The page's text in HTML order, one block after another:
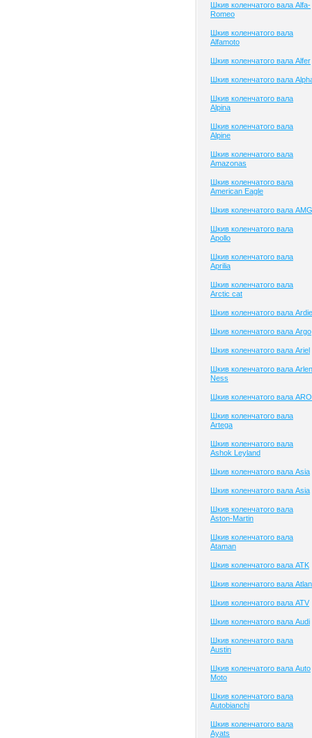
Шкив коленчатого вала Alfa-
Romeo
Шкив коленчатого вала
Alfamoto
Шкив коленчатого вала Alfer
Шкив коленчатого вала
Шкив коленчатого вала
Alpina
Шкив коленчатого вала
Alpine
Шкив коленчатого вала
Amazonas
Шкив коленчатого вала
American Eagle
Шкив коленчатого вала AMG
Шкив коленчатого вала
Apollo
Шкив коленчатого вала
Aprilia
Шкив коленчатого вала
Arctic cat
Шкив коленчатого вала Ardie
Шкив коленчатого вала Argo
Шкив коленчатого вала Ariel
Шкив коленчатого вала Arlen
Ness
Шкив коленчатого вала ARO
Шкив коленчатого вала
Artega
Шкив коленчатого вала
Ashok Leyland
Шкив коленчатого вала Asia
Шкив коленчатого вала Asia
Шкив коленчатого вала
Aston-Martin
Шкив коленчатого вала
Ataman
Шкив коленчатого вала ATK
Шкив коленчатого вала
Шкив коленчатого вала ATV
Шкив коленчатого вала Audi
Шкив коленчатого вала
Austin
Шкив коленчатого вала Auto
Moto
Шкив коленчатого вала
Autobianchi
Шкив коленчатого вала
Ayats